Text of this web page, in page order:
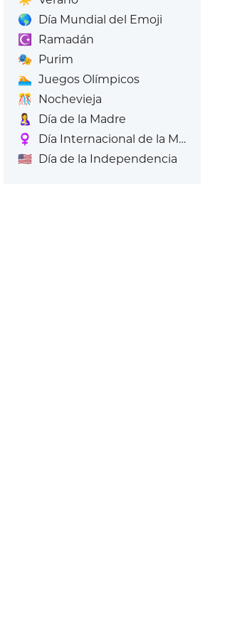
🌎 Día Mundial del Emoji
☪️
Ramadán
🎭 Purim
🏊 Juegos Olímpicos
🎊
Nochevieja
🤱
Día de la Madre
♀️
Día Internacional de la Mujer
🇺🇸 Día de la Independencia